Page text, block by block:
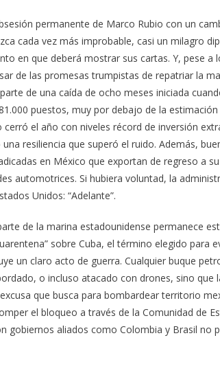
permanente de Marco Rubio con un
cada vez más improbable, casi un milagro
en que deberá mostrar sus cartas. Y, pese a
de las promesas trumpistas de repatriar la
de una caída de ocho meses iniciada
puestos, muy por debajo de la estimación
el año con niveles récord de inversión
resiliencia que superó el ruido. Además,
en México que exportan de regreso a
automotrices. Si hubiera voluntad, la
Unidos: “Adelante”.
de la marina estadounidense permanece
sobre Cuba, el término elegido para
un claro acto de guerra. Cualquier buque
o incluso atacado con drones, sino que
que busca para bombardear territorio
el bloqueo a través de la Comunidad de
gobiernos aliados como Colombia y Brasil no